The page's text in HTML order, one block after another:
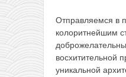
Отправляемся в
колоритнейшим
восхитительной
уникальной